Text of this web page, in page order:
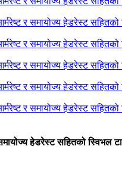
हेडरेस्ट सहितको स्विभल